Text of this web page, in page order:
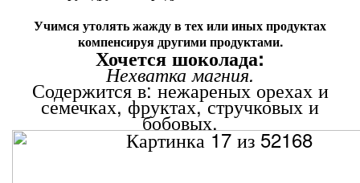
Учимся утолять жажду в тех или иных продуктах
компенсируя другими продуктами.
Хочется шоколада:
Нехватка магния.
Содержится в: нежареных орехах и
семечках, фруктах, стручковых и
бобовых.